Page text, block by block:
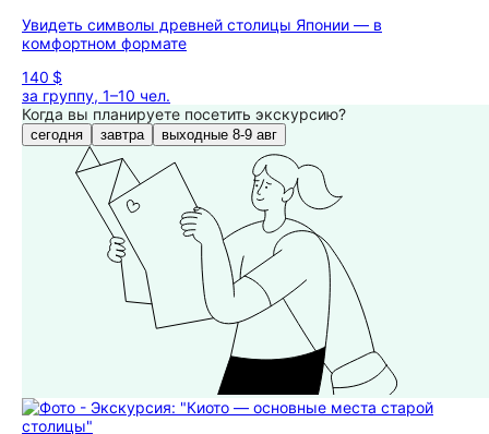
Увидеть символы древней столицы Японии — в
комфортном формате
140 $
за группу, 1–10 чел.
Когда вы планируете посетить экскурсию?
сегодня завтра выходные 8-9 авг